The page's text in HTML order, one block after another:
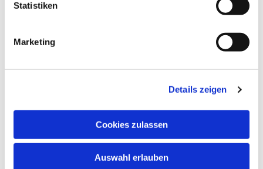
Statistiken
Marketing
Details zeigen
Cookies zulassen
Auswahl erlauben